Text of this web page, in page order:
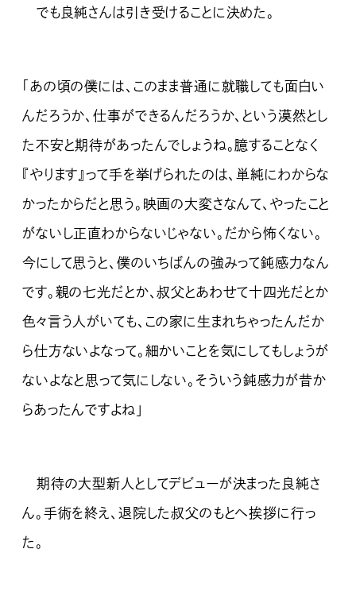
でも良純さんは引き受けることに決めた。
「あの頃の僕には、このまま普通に就職しても面白い
んだろうか、仕事ができるんだろうか、という漠然とし
た不安と期待があったんでしょうね。臆することなく
『やります』って手を挙げられたのは、単純にわからな
かったからだと思う。映画の大変さなんて、やったこと
がないし正直わからないじゃない。だから怖くない。
今にして思うと、僕のいちばんの強みって鈍感力なん
です。親の七光だとか、叔父とあわせて十四光だとか
色々言う人がいても、この家に生まれちゃったんだか
ら仕方ないよなって。細かいことを気にしてもしょうが
ないよなと思って気にしない。そういう鈍感力が昔か
らあったんですよね」
期待の大型新人としてデビューが決まった良純さ
ん。手術を終え、退院した叔父のもとへ挨拶に行っ
た。